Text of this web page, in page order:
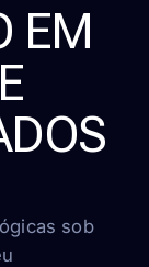
EM
sob